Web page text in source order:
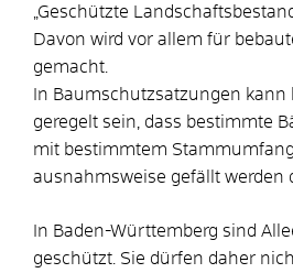
„Geschützte
Davon wird vor allem für
gemacht.
In Baumschutzsatzungen kann
geregelt sein, dass bestimmte
mit bestimmtem
ausnahmsweise gefällt werden
In Baden-Württemberg sind
geschützt. Sie dürfen daher